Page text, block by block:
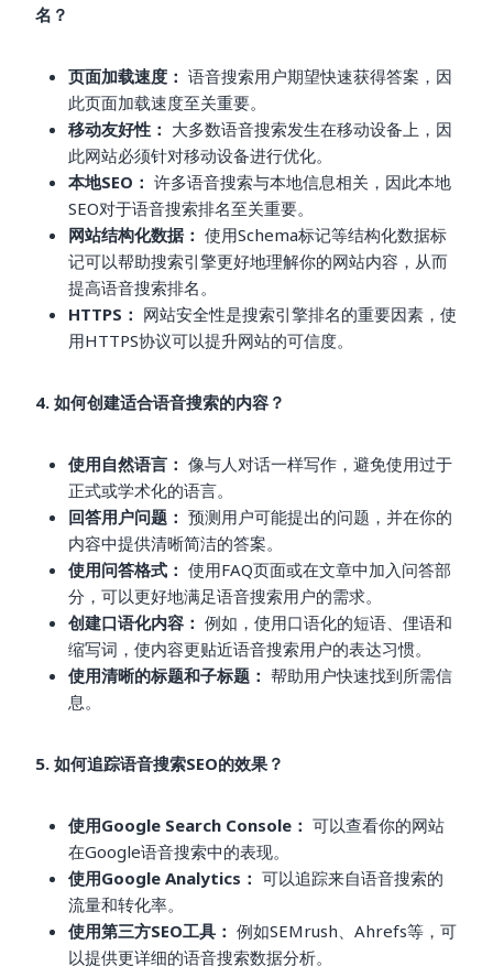
名？
页面加载速度： 语音搜索用户期望快速获得答案，因
此页面加载速度至关重要。
移动友好性： 大多数语音搜索发生在移动设备上，因
此网站必须针对移动设备进行优化。
本地SEO： 许多语音搜索与本地信息相关，因此本地
SEO对于语音搜索排名至关重要。
网站结构化数据： 使用Schema标记等结构化数据标
记可以帮助搜索引擎更好地理解你的网站内容，从而
提高语音搜索排名。
HTTPS： 网站安全性是搜索引擎排名的重要因素，使
用HTTPS协议可以提升网站的可信度。
4. 如何创建适合语音搜索的内容？
使用自然语言： 像与人对话一样写作，避免使用过于
正式或学术化的语言。
回答用户问题： 预测用户可能提出的问题，并在你的
内容中提供清晰简洁的答案。
使用问答格式： 使用FAQ页面或在文章中加入问答部
分，可以更好地满足语音搜索用户的需求。
创建口语化内容： 例如，使用口语化的短语、俚语和
缩写词，使内容更贴近语音搜索用户的表达习惯。
使用清晰的标题和子标题： 帮助用户快速找到所需信
息。
5. 如何追踪语音搜索SEO的效果？
使用Google Search Console： 可以查看你的网站
在Google语音搜索中的表现。
使用Google Analytics： 可以追踪来自语音搜索的
流量和转化率。
使用第三方SEO工具： 例如SEMrush、Ahrefs等，可
以提供更详细的语音搜索数据分析。